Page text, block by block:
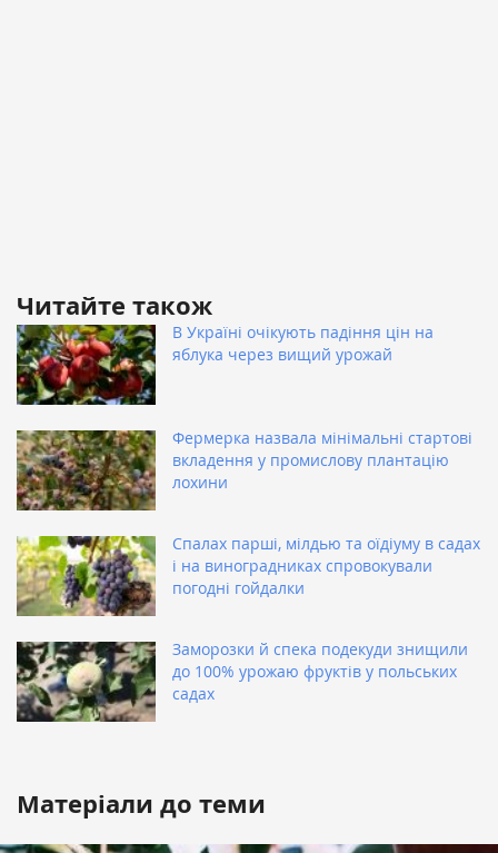
Читайте також
В Україні очікують падіння цін на
яблука через вищий урожай
Фермерка назвала мінімальні стартові
вкладення у промислову плантацію
лохини
Спалах парші, мілдью та оїдіуму в садах
і на виноградниках спровокували
погодні гойдалки
Заморозки й спека подекуди знищили
до 100% урожаю фруктів у польських
садах
Матеріали до теми